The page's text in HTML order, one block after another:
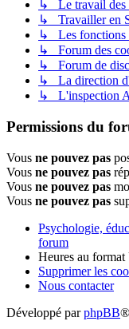
↳ Le travail des
↳ Travailler en
↳ Les fonctions
↳ Forum des
↳ Forum de
↳ La direction
↳ L'inspection
Permissions du
Vous ne pouvez pas
Vous ne pouvez pas
Vous ne pouvez pas
Vous ne pouvez pas
Psychologie,
forum
Heures au format
Supprimer les
Nous contacter
Développé parphpBB